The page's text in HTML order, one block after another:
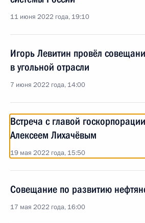
11 июня 2022 года, 19:10
Игорь Левитин провёл
в угольной отрасли
7 июня 2022 года, 14:00
Встреча с главой
Алексеем Лихачёвым
19 мая 2022 года, 15:50
Совещание по развитию
17 мая 2022 года, 16:00